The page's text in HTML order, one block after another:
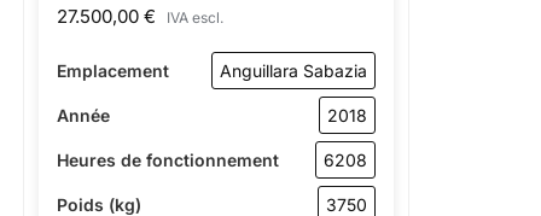
27.500,00 € IVA escl.
Emplacement Anguillara Sabazia
Année 2018
Heures de fonctionnement 6208
Poids (kg) 3750